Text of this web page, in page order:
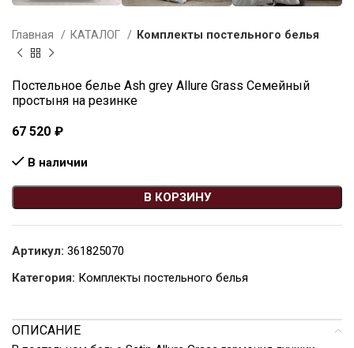
Главная КАТАЛОГ Комплекты постельного белья
Постельное белье Ash grey Allure Grass Семейный
простыня на резинке
67 520 ₽
В наличии
В КОРЗИНУ
Артикул: 361825070
Категория: Комплекты постельного белья
ОПИСАНИЕ